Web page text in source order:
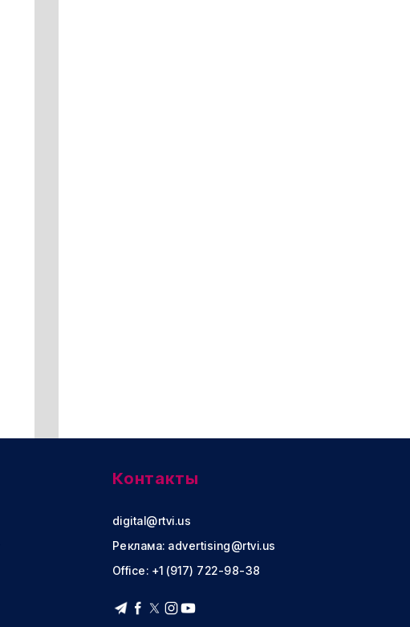
Контакты
digital@rtvi.us
Реклама: advertising@rtvi.us
Office: +1 (917) 722-98-38